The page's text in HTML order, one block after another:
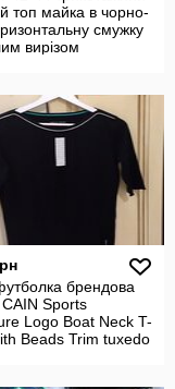
топ майка в чорно-
смужку
вирізом
брендова
Sports
Logo Boat Neck T-
Beads Trim tuxedo